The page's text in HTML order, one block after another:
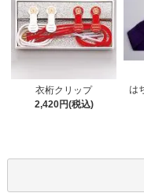
衣桁クリップ
2,420円(税込)
は